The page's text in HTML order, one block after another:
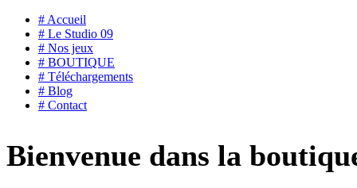
# Accueil
# Le Studio 09
# Nos jeux
# BOUTIQUE
# Téléchargements
# Blog
# Contact
Bienvenue dans la